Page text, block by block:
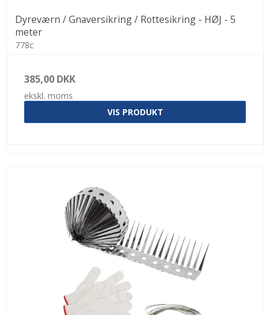
Dyreværn / Gnaversikring / Rottesikring - HØJ - 5
meter
778c
385,00 DKK
ekskl. moms
VIS PRODUKT